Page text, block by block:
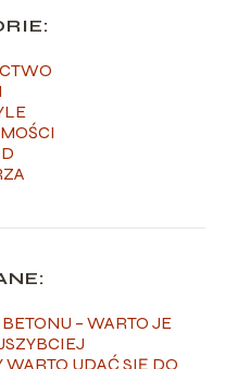
– WARTO JE
UDAĆ SIĘ DO